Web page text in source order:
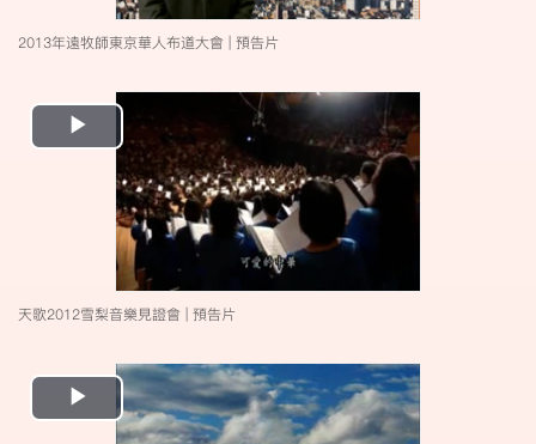
2013年遠牧師東京華人布道大會 | 預告片
Play
Video
天歌2012雪梨音樂見證會 | 預告片
Play
Video